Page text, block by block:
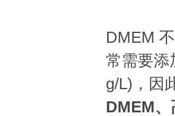
DMEM
常需要添
g/L)，因
DMEM